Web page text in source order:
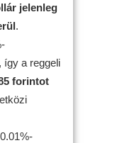
jelenleg
.
így a reggeli
forintot